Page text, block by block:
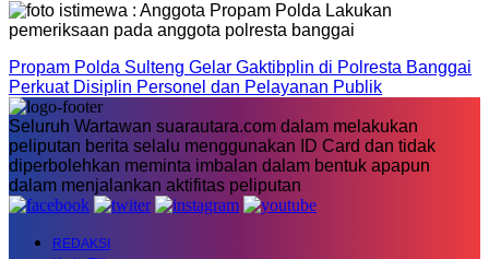
Propam Polda Sulteng Gelar Gaktibplin di Polresta Banggai
Perkuat Disiplin Personel dan Pelayanan Publik
Seluruh Wartawan suarautara.com dalam melakukan
peliputan berita selalu menggunakan ID Card dan tidak
diperbolehkan meminta imbalan dalam bentuk apapun
dalam menjalankan aktifitas peliputan
REDAKSI